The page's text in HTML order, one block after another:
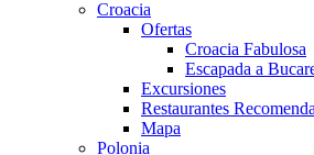
Croacia
Ofertas
Croacia Fabulosa
Escapada a
Excursiones
Restaurantes
Mapa
Polonia